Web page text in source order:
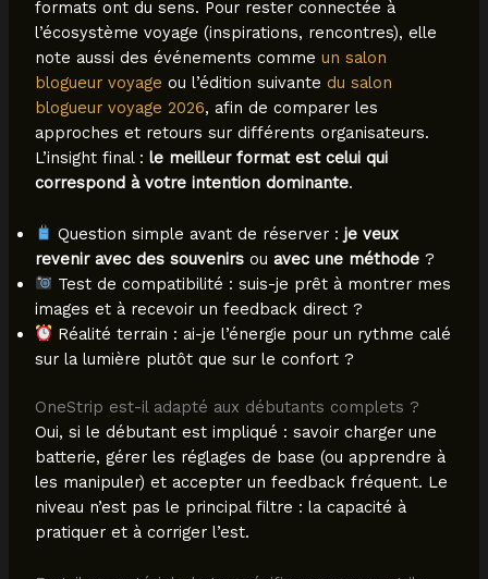
formats ont du sens. Pour rester connectée à
l’écosystème voyage (inspirations, rencontres), elle
note aussi des événements comme un salon
blogueur voyage ou l’édition suivante du salon
blogueur voyage 2026, afin de comparer les
approches et retours sur différents organisateurs.
L’insight final : le meilleur format est celui qui
correspond à votre intention dominante.
Question simple avant de réserver :je veux
revenir avec des souvenirsou avec une méthode?
Test de compatibilité : suis-je prêt à montrer mes
images et à recevoir un feedback direct ?
Réalité terrain : ai-je l’énergie pour un rythme calé
sur la lumière plutôt que sur le confort ?
OneStrip est-il adapté aux débutants complets ?
Oui, si le débutant est impliqué : savoir charger une
batterie, gérer les réglages de base (ou apprendre à
les manipuler) et accepter un feedback fréquent. Le
niveau n’est pas le principal filtre : la capacité à
pratiquer et à corriger l’est.